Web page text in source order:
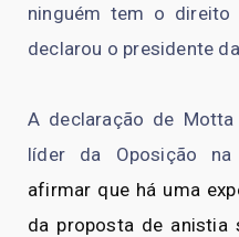
ninguém tem o direito
declarou o presidente
A declaração de
líder da Oposição na
afirmar que há uma
da proposta de anistia